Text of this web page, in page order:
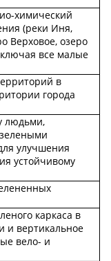
химический
(реки Иня,
Верховое, озеро
все малые
в
города
людьми,
улучшения
устойчивому
каркаса в
и вертикальное
вело- и